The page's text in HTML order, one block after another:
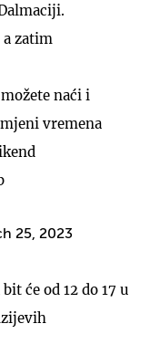
zatim
naći i
vremena
25, 2023
će od 12 do 17 u